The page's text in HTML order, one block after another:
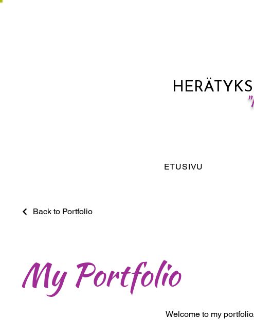
ETUSIVU
Back to Portfolio
My Portfolio
Welcome to my